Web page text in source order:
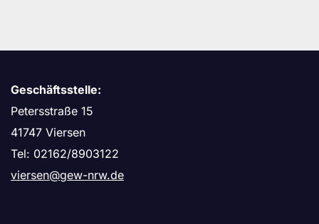
Geschäftsstelle:
Petersstraße 15
41747 Viersen
Tel: 02162/8903122
viersen@gew-nrw.de